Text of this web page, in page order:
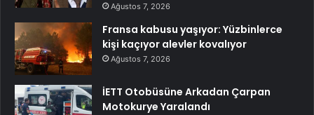
Ağustos 7, 2026
Fransa kabusu yaşıyor: Yüzbinlerce
kişi kaçıyor alevler kovalıyor
Ağustos 7, 2026
İETT Otobüsüne Arkadan Çarpan
Motokurye Yaralandı